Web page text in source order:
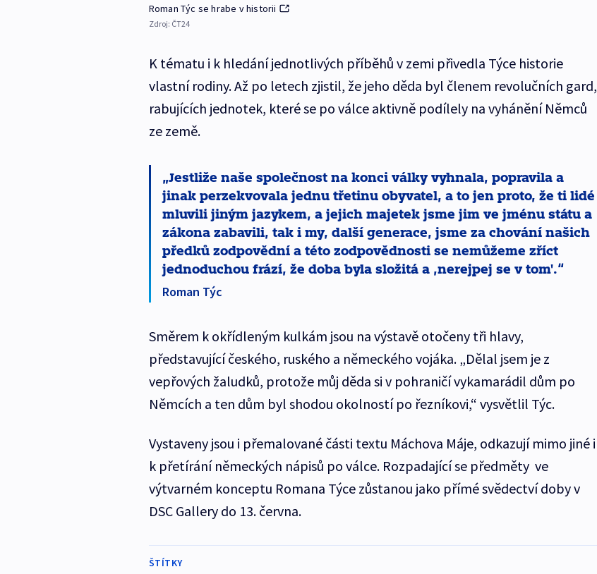
Roman Týc se hrabe v historii
Zdroj: ČT24
K tématu i k hledání jednotlivých příběhů v zemi přivedla Týce historie
vlastní rodiny. Až po letech zjistil, že jeho děda byl členem revolučních gard,
rabujících jednotek, které se po válce aktivně podílely na vyhánění Němců
ze země.
Jestliže naše společnost na konci války vyhnala, popravila a
jinak perzekvovala jednu třetinu obyvatel, a to jen proto, že ti lidé
mluvili jiným jazykem, a jejich majetek jsme jim ve jménu státu a
zákona zabavili, tak i my, další generace, jsme za chování našich
předků zodpovědní a této zodpovědnosti se nemůžeme zříct
jednoduchou frází, že doba byla složitá a ‚nerejpej se v tom'.
Roman Týc
Směrem k okřídleným kulkám jsou na výstavě otočeny tři hlavy,
představující českého, ruského a německého vojáka. „Dělal jsem je z
vepřových žaludků, protože můj děda si v pohraničí vykamarádil dům po
Němcích a ten dům byl shodou okolností po řezníkovi,“ vysvětlil Týc.
Vystaveny jsou i přemalované části textu Máchova Máje, odkazují mimo jiné i
k přetírání německých nápisů po válce. Rozpadající se předměty ve
výtvarném konceptu Romana Týce zůstanou jako přímé svědectví doby v
DSC Gallery do 13. června.
ŠTÍTKY